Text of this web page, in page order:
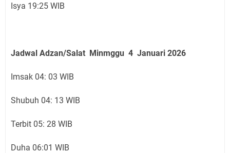
Isya 19:25 WIB
Jadwal Adzan/Salat Minmggu 4 Januari 2026
Imsak 04: 03 WIB
Shubuh 04: 13 WIB
Terbit 05: 28 WIB
Duha 06:01 WIB